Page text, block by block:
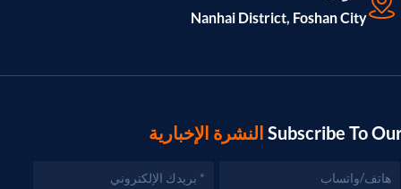
Nanhai District, Foshan City
Subscribe To النشرة الإخبارية